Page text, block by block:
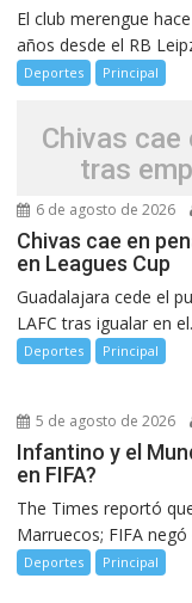
El club merengue
años desde el RB
Deportes Principal
Chivas cae
tras
6 de agosto de 2026
Chivas cae en
en Leagues Cup
Guadalajara cede el
LAFC tras igualar en
Deportes Principal
5 de agosto de 2026
Infantino y el
en FIFA?
The Times reportó
Marruecos; FIFA
Deportes Principal